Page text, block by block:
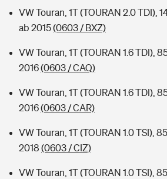
VW Touran, 1T (TOURAN 2.0 TDI),
ab 2015(0603 / BXZ)
VW Touran, 1T (TOURAN 1.6 TDI),
2016(0603 / CAQ)
VW Touran, 1T (TOURAN 1.6 TDI),
2016(0603 / CAR)
VW Touran, 1T (TOURAN 1.0 TSI),
2018 (0603 / CIZ)
VW Touran, 1T (TOURAN 1.0 TSI),